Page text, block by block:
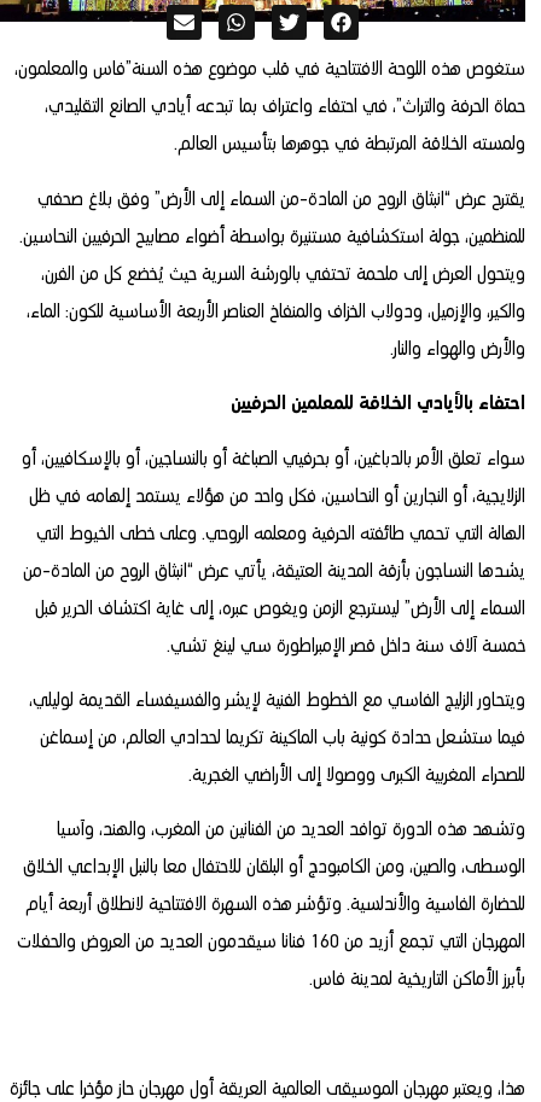
ستغوص هذه اللوحة الافتتاحية في قلب موضوع هذه السنة”فاس والمعلمون،
حماة الحرفة والتراث”، في احتفاء واعتراف بما تبدعه أيادي الصانع التقليدي،
ولمسته الخلاقة المرتبطة في جوهرها بتأسيس العالم.
يقترح عرض “انبثاق الروح من المادة-من السماء إلى الأرض” وفق بلاغ صحفي
للمنظمين، جولة استكشافية مستنيرة بواسطة أضواء مصابيح الحرفيين النحاسين.
ويتحول العرض إلى ملحمة تحتفي بالورشة السرية حيث يُخضع كل من الفرن،
والكير، والإزميل، ودولاب الخزاف والمنفاخ العناصر الأربعة الأساسية للكون: الماء،
والأرض والهواء والنار.
احتفاء بالأيادي الخلاقة للمعلمين الحرفيين
سواء تعلق الأمر بالدباغين، أو بحرفيي الصباغة أو بالنساجين، أو بالإسكافيين، أو
الزلايجية، أو النجارين أو النحاسين، فكل واحد من هؤلاء يستمد إلهامه في ظل
الهالة التي تحمي طائفته الحرفية ومعلمه الروحي. وعلى خطى الخيوط التي
يشدها النساجون بأزقة المدينة العتيقة، يأتي عرض “انبثاق الروح من المادة-من
السماء إلى الأرض” ليسترجع الزمن ويغوص عبره، إلى غاية اكتشاف الحرير قبل
خمسة آلاف سنة داخل قصر الإمبراطورة سي لينغ تشي.
ويتحاور الزليج الفاسي مع الخطوط الفنية لإيشر والفسيفساء القديمة لوليلي،
فيما ستشعل حدادة كونية باب الماكينة تكريما لحدادي العالم، من إسماغن
للصحراء المغربية الكبرى ووصولا إلى الأراضي الغجرية.
وتشهد هذه الدورة توافد العديد من الفنانين من المغرب، والهند، وآسيا
الوسطى، والصين، ومن الكامبودج أو البلقان للاحتفال معا بالنبل الإبداعي الخلاق
للحضارة الفاسية والأندلسية. وتؤشر هذه السهرة الافتتاحية لانطلاق أربعة أيام
المهرجان التي تجمع أزيد من 160 فنانا سيقدمون العديد من العروض والحفلات
بأبرز الأماكن التاريخية لمدينة فاس.
هذا، ويعتبر مهرجان الموسيقى العالمية العريقة أول مهرجان حاز مؤخرا على جائزة